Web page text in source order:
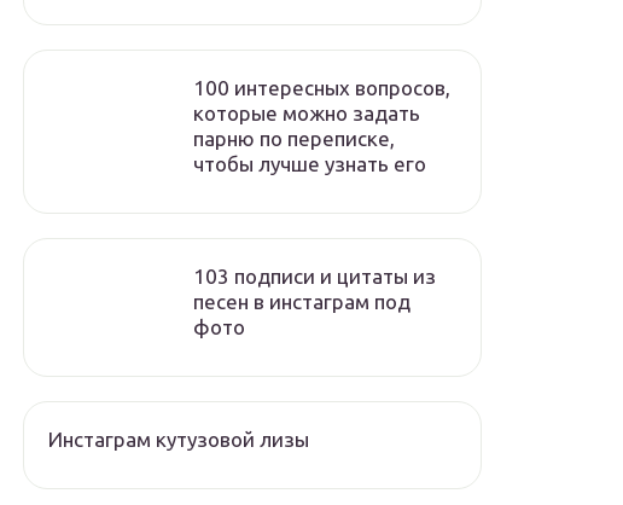
100 интересных вопросов,
которые можно задать
парню по переписке,
чтобы лучше узнать его
103 подписи и цитаты из
песен в инстаграм под
фото
Инстаграм кутузовой лизы